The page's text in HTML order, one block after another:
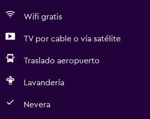
Wifi gratis
TV por cable o vía satélite
Traslado aeropuerto
Lavandería
Nevera